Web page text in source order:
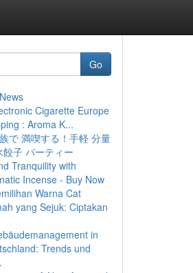
Go
Cigarette Europe
: Aroma K...
で 満喫する！手軽 分量
餃子 パーティー
Tranquility with
Incense - Buy Now
Warna Cat
yang Sejuk: Ciptakan
in
Trends und